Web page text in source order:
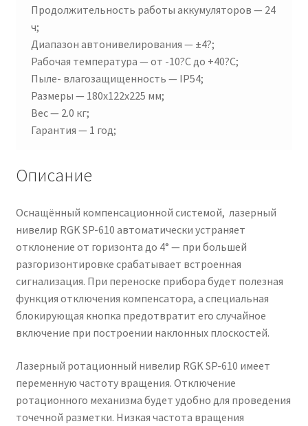
Продолжительность работы аккумуляторов — 24
ч;
Диапазон автонивелирования — ±4?;
Рабочая температура — от -10?C до +40?C;
Пыле- влагозащищенность — IP54;
Размеры — 180x122x225 мм;
Вес — 2.0 кг;
Гарантия — 1 год;
Описание
Оснащённый компенсационной системой, лазерный
нивелир RGK SP-610 автоматически устраняет
отклонение от горизонта до 4° — при большей
разгоризонтировке срабатывает встроенная
сигнализация. При переноске прибора будет полезная
функция отключения компенсатора, а специальная
блокирующая кнопка предотвратит его случайное
включение при построении наклонных плоскостей.
Лазерный ротационный нивелир RGK SP-610 имеет
переменную частоту вращения. Отключение
ротационного механизма будет удобно для проведения
точечной разметки. Низкая частота вращения